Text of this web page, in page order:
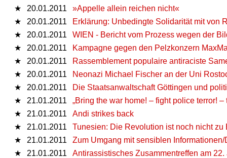
★
20.01.2011
»Appelle allein reichen nicht«
★
20.01.2011
Erklärung: Unbedingte Solidarität mit von
★
20.01.2011
WIEN - Bericht vom Prozess wegen der
★
20.01.2011
Kampagne gegen den Pelzkonzern
★
20.01.2011
Rassemblement populaire antiraciste
★
20.01.2011
Neonazi Michael Fischer an der Uni
★
20.01.2011
Die Staatsanwaltschaft Göttingen und
★
21.01.2011
„Bring the war home! – fight police terror!
★
21.01.2011
Andi strikes back
★
21.01.2011
Tunesien: Die Revolution ist noch nicht zu
★
21.01.2011
Zum Umgang mit sensiblen Informationen/
★
21.01.2011
Antirassistisches Zusammentreffen am